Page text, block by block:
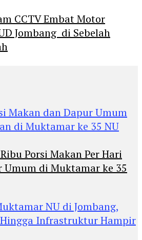
CCTV Embat Motor
Jombang di Sebelah
Porsi Makan Per Hari
Umum di Muktamar ke 35